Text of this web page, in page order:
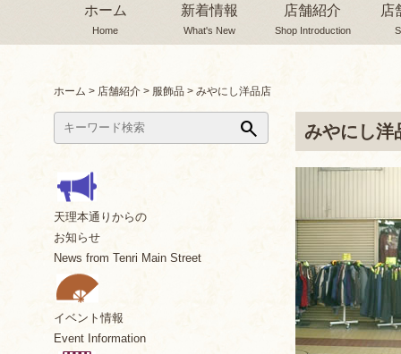
ホーム
Home
新着情報
What's New
店舗紹介
Shop Introduction
店
ホーム > 店舗紹介 > 服飾品 > みやにし洋品店
みやにし洋
search
天理本通りからの
お知らせ
News from Tenri Main Street
イベント情報
Event Information